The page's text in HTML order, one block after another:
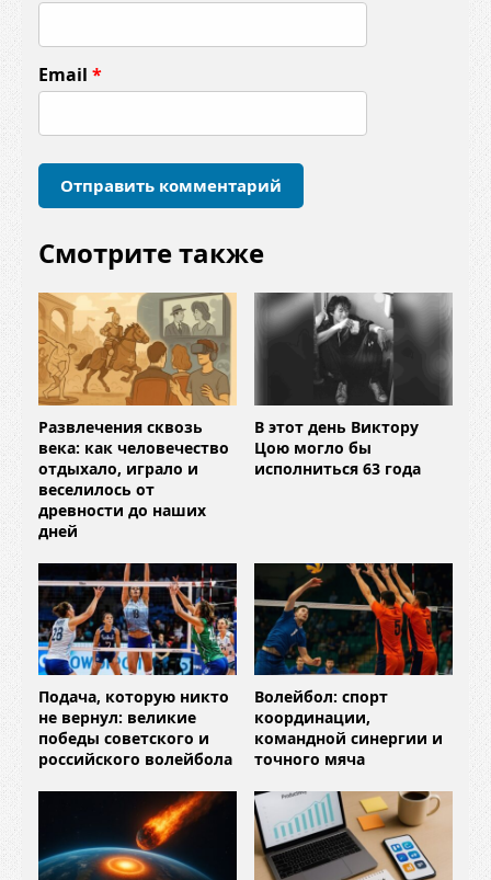
т
а
р
и
Email *
Смотрите также
Развлечения сквозь
века: как человечество
отдыхало, играло и
веселилось от
древности до наших
дней
В этот день Виктору
Цою могло бы
исполниться 63 года
Подача, которую никто
не вернул: великие
победы советского и
российского волейбола
Волейбол: спорт
координации,
командной синергии и
точного мяча